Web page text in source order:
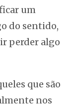
um
do sentido,
perder algo
que são
nos